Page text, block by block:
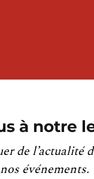
à notre
de l’actualité
événements.